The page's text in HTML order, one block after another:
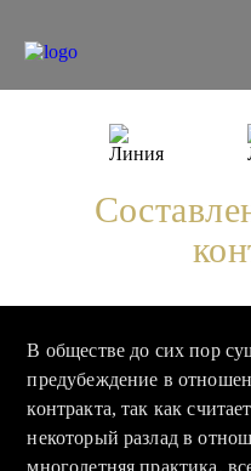
В обществе до сих пор
предубеждение в
контракта, так как
некоторый разлад в
многолетняя практика,